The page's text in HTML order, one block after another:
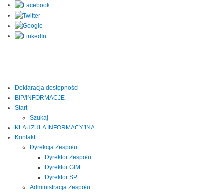
Deklaracja dostępności
BIP/INFORMACJE
Start
Szukaj
KLAUZULA INFORMACYJNA
Kontakt
Dyrekcja Zespołu
Dyrektor Zespołu
Dyrektor GIM
Dyrektor SP
Administracja Zespołu